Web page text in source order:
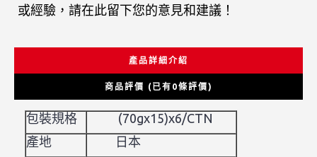
或經驗，請在此留下您的意見和建議！
產品詳細介紹
商品評價 (已有0條評價)
包裝規格
(70gx15)x6/CTN
產地
日本